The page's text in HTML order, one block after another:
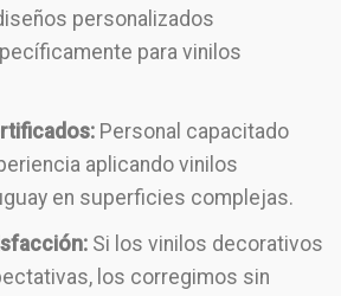
personalizados
para vinilos
Personal capacitado
aplicando vinilos
en superficies complejas.
Si los vinilos decorativos
los corregimos sin